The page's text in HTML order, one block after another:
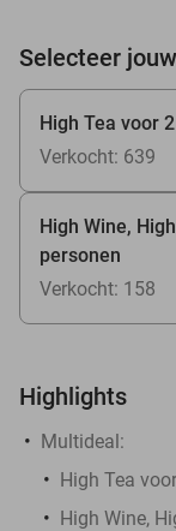
Selecteer
High Tea voor
Verkocht: 639
High Wine,
personen
Verkocht: 158
Highlights
Multideal:
High Tea
High Wine,